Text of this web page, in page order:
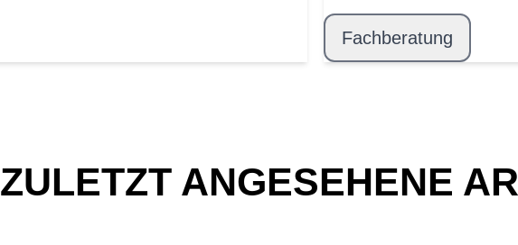
Fachberatung
ZULETZT ANGESEHENE